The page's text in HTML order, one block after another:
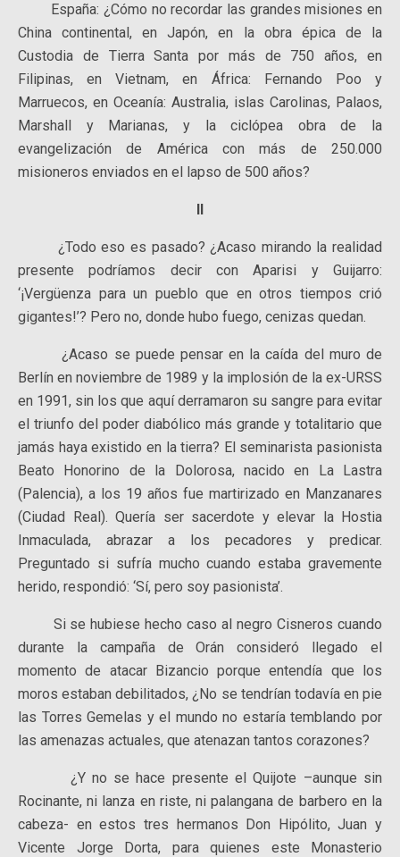
España: ¿Cómo no recordar las grandes misiones en
China continental, en Japón, en la obra épica de la
Custodia de Tierra Santa por más de 750 años, en
Filipinas, en Vietnam, en África: Fernando Poo y
Marruecos, en Oceanía: Australia, islas Carolinas, Palaos,
Marshall y Marianas, y la ciclópea obra de la
evangelización de América con más de 250.000
misioneros enviados en el lapso de 500 años?
II
¿Todo eso es pasado? ¿Acaso mirando la realidad
presente podríamos decir con Aparisi y Guijarro:
‘¡Vergüenza para un pueblo que en otros tiempos crió
gigantes!’? Pero no, donde hubo fuego, cenizas quedan.
¿Acaso se puede pensar en la caída del muro de
Berlín en noviembre de 1989 y la implosión de la ex-URSS
en 1991, sin los que aquí derramaron su sangre para evitar
el triunfo del poder diabólico más grande y totalitario que
jamás haya existido en la tierra? El seminarista pasionista
Beato Honorino de la Dolorosa, nacido en La Lastra
(Palencia), a los 19 años fue martirizado en Manzanares
(Ciudad Real). Quería ser sacerdote y elevar la Hostia
Inmaculada, abrazar a los pecadores y predicar.
Preguntado si sufría mucho cuando estaba gravemente
herido, respondió: ‘Sí, pero soy pasionista’.
Si se hubiese hecho caso al negro Cisneros cuando
durante la campaña de Orán consideró llegado el
momento de atacar Bizancio porque entendía que los
moros estaban debilitados, ¿No se tendrían todavía en pie
las Torres Gemelas y el mundo no estaría temblando por
las amenazas actuales, que atenazan tantos corazones?
¿Y no se hace presente el Quijote –aunque sin
Rocinante, ni lanza en riste, ni palangana de barbero en la
cabeza- en estos tres hermanos Don Hipólito, Juan y
Vicente Jorge Dorta, para quienes este Monasterio